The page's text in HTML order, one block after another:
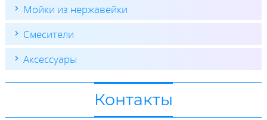
Мойки из нержавейки
Смесители
Аксессуары
Контакты